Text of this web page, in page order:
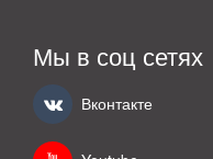
Мы в соц сетях
Вконтакте